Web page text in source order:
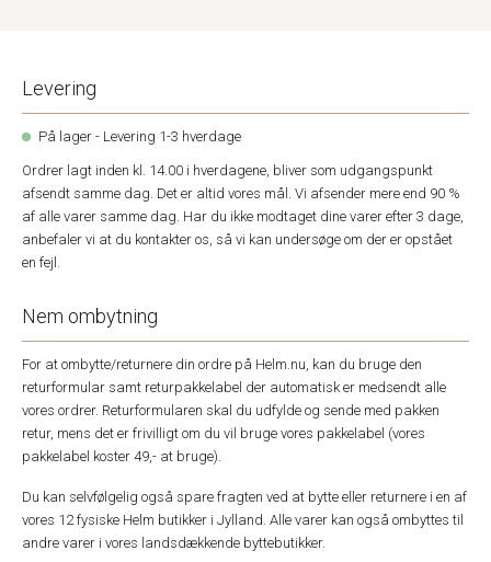
Levering
På lager - Levering 1-3 hverdage
Ordrer lagt inden kl. 14.00 i hverdagene, bliver som udgangspunkt
afsendt samme dag. Det er altid vores mål. Vi afsender mere end 90 %
af alle varer samme dag. Har du ikke modtaget dine varer efter 3 dage,
anbefaler vi at du kontakter os, så vi kan undersøge om der er opstået
en fejl.
Nem ombytning
For at ombytte/returnere din ordre på Helm.nu, kan du bruge den
returformular samt returpakkelabel der automatisk er medsendt alle
vores ordrer. Returformularen skal du udfylde og sende med pakken
retur, mens det er frivilligt om du vil bruge vores pakkelabel (vores
pakkelabel koster 49,- at bruge).
Du kan selvfølgelig også spare fragten ved at bytte eller returnere i en af
vores 12 fysiske Helm butikker i Jylland. Alle varer kan også ombyttes til
andre varer i vores landsdækkende byttebutikker.